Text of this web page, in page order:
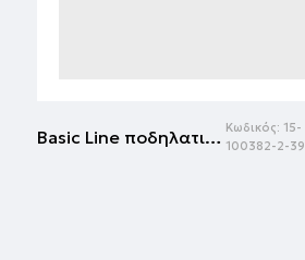
Basic Line ποδηλατικό κολάν για κορίτσι | ΒΕΡΑΜΑΝ Κωδικός: 15-
100382-2-39